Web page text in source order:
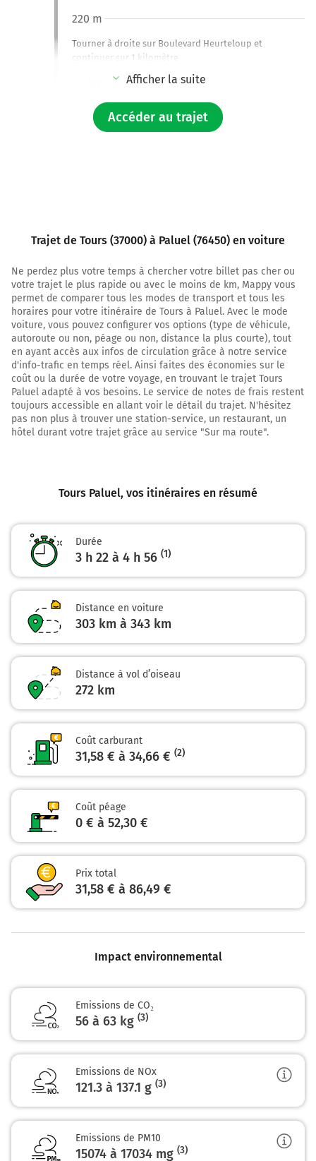
Tourner à droite sur Boulevard Heurteloup et
continuer sur 1 kilomètre
220 m
Continuer Boulevard Heurteloup sur 230 mètres
1,4 km
9,1 kilomètres
Paris
Blois
A28
Le Mans
L'Aquitaine
Prendre à droite et rejoindre A28 E502. Continuer sur 85
kilomètres
ROUEN
Prendre un ticket (Péage St Christophe)
A28
10,6 km
Prendre à gauche et rejoindre A11. Continuer sur 8,5
A11
E50
Z.I. NORD
LE MANS
NANTES
RENNES
96 km
7
A28
LE HAVRE
ALENÇON
SILLÉ LE GUILLAUME
104 km
Continuer et rejoindre A28 E402. Continuer sur 174
kilomètres
A28
E402
CAEN
ALENÇON
105 km
Afficher la suite
Accéder au trajet
Trajet de Tours (37000) à Paluel (76450) en voiture
Ne perdez plus votre temps à chercher votre billet pas cher ou
votre trajet le plus rapide ou avec le moins de km, Mappy vous
permet de comparer tous les modes de transport et tous les
horaires pour votre itinéraire de Tours à Paluel. Avec le mode
voiture, vous pouvez configurer vos options (type de véhicule,
autoroute ou non, péage ou non, distance la plus courte), tout
en ayant accès aux infos de circulation grâce à notre service
d'info-trafic en temps réel. Ainsi faites des économies sur le
coût ou la durée de votre voyage, en trouvant le trajet Tours
Paluel adapté à vos besoins. Le service de notes de frais restent
toujours accessible en allant voir le détail du trajet. N'hésitez
pas non plus à trouver une station-service, un restaurant, un
hôtel durant votre trajet grâce au service "Sur ma route".
Tours Paluel, vos itinéraires en résumé
Durée
3 h 22 à 4 h 56 (1)
Distance en voiture
303 km à 343 km
Distance à vol d’oiseau
272 km
Coût carburant
31,58 € à 34,66 € (2)
Coût péage
0 € à 52,30 €
Prix total
31,58 € à 86,49 €
Impact environnemental
Emissions de CO₂
56 à 63 kg (3)
Emissions de NOx
121.3 à 137.1 g (3)
Emissions de PM10
15074 à 17034 mg (3)